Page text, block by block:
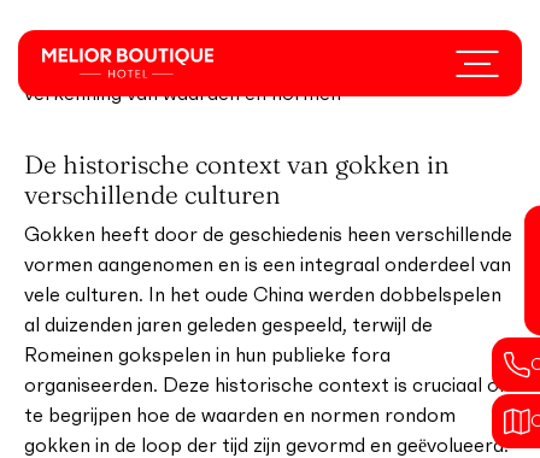
to
main
content
Menu
Culturele invalshoeken op gokken een diepgaande
verkenning van waarden en normen
De historische context van gokken in
verschillende culturen
Gokken heeft door de geschiedenis heen verschillende
vormen aangenomen en is een integraal onderdeel van
vele culturen. In het oude China werden dobbelspelen
al duizenden jaren geleden gespeeld, terwijl de
Romeinen gokspelen in hun publieke fora
organiseerden. Deze historische context is cruciaal om
te begrijpen hoe de waarden en normen rondom
gokken in de loop der tijd zijn gevormd en geëvolueerd.